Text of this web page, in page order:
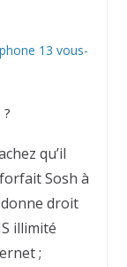
13 vous-
qu’il
Sosh à
droit
illimité
;